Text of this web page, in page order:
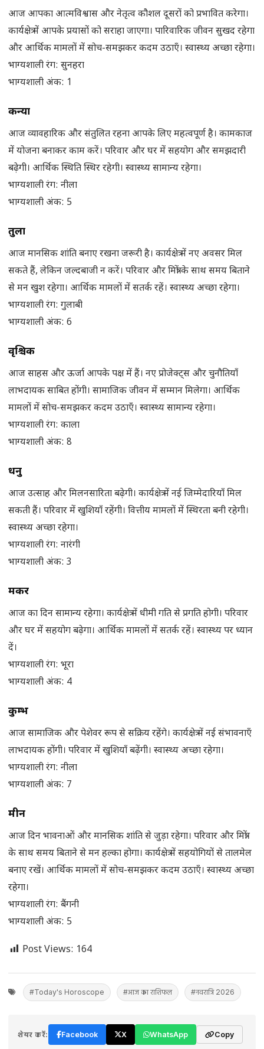
आज आपका आत्मविश्वास और नेतृत्व कौशल दूसरों को प्रभावित करेगा।
कार्यक्षेत्र में आपके प्रयासों को सराहा जाएगा। पारिवारिक जीवन सुखद रहेगा
और आर्थिक मामलों में सोच-समझकर कदम उठाएँ। स्वास्थ्य अच्छा रहेगा।
भाग्यशाली रंग: सुनहरा
भाग्यशाली अंक: 1
कन्या
आज व्यावहारिक और संतुलित रहना आपके लिए महत्वपूर्ण है। कामकाज
में योजना बनाकर काम करें। परिवार और घर में सहयोग और समझदारी
बढ़ेगी। आर्थिक स्थिति स्थिर रहेगी। स्वास्थ्य सामान्य रहेगा।
भाग्यशाली रंग: नीला
भाग्यशाली अंक: 5
तुला
आज मानसिक शांति बनाए रखना जरूरी है। कार्यक्षेत्र में नए अवसर मिल
सकते हैं, लेकिन जल्दबाजी न करें। परिवार और मित्रों के साथ समय बिताने
से मन खुश रहेगा। आर्थिक मामलों में सतर्क रहें। स्वास्थ्य अच्छा रहेगा।
भाग्यशाली रंग: गुलाबी
भाग्यशाली अंक: 6
वृश्चिक
आज साहस और ऊर्जा आपके पक्ष में हैं। नए प्रोजेक्ट्स और चुनौतियाँ
लाभदायक साबित होंगी। सामाजिक जीवन में सम्मान मिलेगा। आर्थिक
मामलों में सोच-समझकर कदम उठाएँ। स्वास्थ्य सामान्य रहेगा।
भाग्यशाली रंग: काला
भाग्यशाली अंक: 8
धनु
आज उत्साह और मिलनसारिता बढ़ेगी। कार्यक्षेत्र में नई जिम्मेदारियाँ मिल
सकती हैं। परिवार में खुशियाँ रहेंगी। वित्तीय मामलों में स्थिरता बनी रहेगी।
स्वास्थ्य अच्छा रहेगा।
भाग्यशाली रंग: नारंगी
भाग्यशाली अंक: 3
मकर
आज का दिन सामान्य रहेगा। कार्यक्षेत्र में धीमी गति से प्रगति होगी। परिवार
और घर में सहयोग बढ़ेगा। आर्थिक मामलों में सतर्क रहें। स्वास्थ्य पर ध्यान
दें।
भाग्यशाली रंग: भूरा
भाग्यशाली अंक: 4
कुम्भ
आज सामाजिक और पेशेवर रूप से सक्रिय रहेंगे। कार्यक्षेत्र में नई संभावनाएँ
लाभदायक होंगी। परिवार में खुशियाँ बढ़ेंगी। स्वास्थ्य अच्छा रहेगा।
भाग्यशाली रंग: नीला
भाग्यशाली अंक: 7
मीन
आज दिन भावनाओं और मानसिक शांति से जुड़ा रहेगा। परिवार और मित्रों
के साथ समय बिताने से मन हल्का होगा। कार्यक्षेत्र में सहयोगियों से तालमेल
बनाए रखें। आर्थिक मामलों में सोच-समझकर कदम उठाएँ। स्वास्थ्य अच्छा
रहेगा।
भाग्यशाली रंग: बैंगनी
भाग्यशाली अंक: 5
Post Views: 164
#Today's Horoscope #आज का राशिफल #नवरात्रि 2026
शेयर करें: Facebook X WhatsApp Copy